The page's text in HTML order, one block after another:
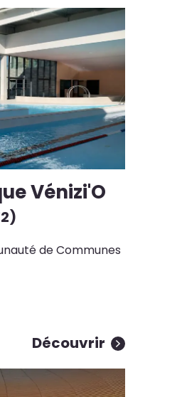
Vénizi'O
de Communes
Découvrir